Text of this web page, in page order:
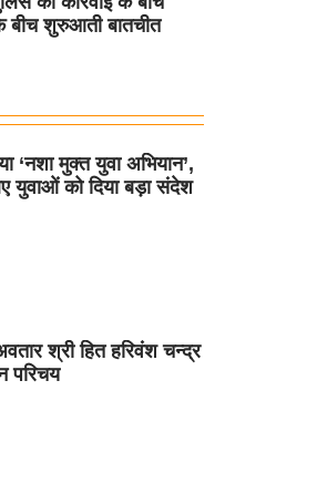
शुरुआती बातचीत
‘नशा मुक्त युवा अभियान’,
युवाओं को दिया बड़ा संदेश
श्री हित हरिवंश चन्द्र
परिचय